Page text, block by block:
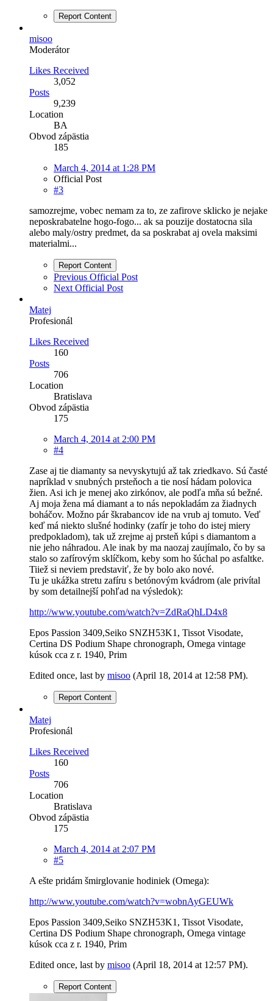
Report Content
misoo
Moderátor
Likes Received
3,052
Posts
9,239
Location
BA
Obvod zápästia
185
March 4, 2014 at 1:28 PM
Official Post
#3
samozrejme, vobec nemam za to, ze zafirove sklicko je nejake
neposkrabatelne hogo-fogo... ak sa pouzije dostatocna sila
alebo maly/ostry predmet, da sa poskrabat aj ovela maksimi
materialmi...
Report Content
Previous Official Post
Next Official Post
Matej
Profesionál
Likes Received
160
Posts
706
Location
Bratislava
Obvod zápästia
175
March 4, 2014 at 2:00 PM
#4
Zase aj tie diamanty sa nevyskytujú až tak zriedkavo. Sú časté
napríklad v snubných prsteňoch a tie nosí hádam polovica
žien. Asi ich je menej ako zirkónov, ale podľa mňa sú bežné.
Aj moja žena má diamant a to nás nepokladám za žiadnych
boháčov. Možno pár škrabancov ide na vrub aj tomuto. Veď
keď má niekto slušné hodinky (zafír je toho do istej miery
predpokladom), tak už zrejme aj prsteň kúpi s diamantom a
nie jeho náhradou. Ale inak by ma naozaj zaujímalo, čo by sa
stalo so zafírovým sklíčkom, keby som ho šúchal po asfaltke.
Tiiež si neviem predstaviť, že by bolo ako nové.
Tu je ukážka stretu zafíru s betónovým kvádrom (ale privítal
by som detailnejší pohľad na výsledok):
http://www.youtube.com/watch?v=ZdRaQhLD4x8
Epos Passion 3409,Seiko SNZH53K1, Tissot Visodate,
Certina DS Podium Shape chronograph, Omega vintage
kúsok cca z r. 1940, Prim
Edited once, last by misoo (April 18, 2014 at 12:58 PM).
Report Content
Matej
Profesionál
Likes Received
160
Posts
706
Location
Bratislava
Obvod zápästia
175
March 4, 2014 at 2:07 PM
#5
A ešte pridám šmirglovanie hodiniek (Omega):
http://www.youtube.com/watch?v=wobnAyGEUWk
Epos Passion 3409,Seiko SNZH53K1, Tissot Visodate,
Certina DS Podium Shape chronograph, Omega vintage
kúsok cca z r. 1940, Prim
Edited once, last by misoo (April 18, 2014 at 12:57 PM).
Report Content